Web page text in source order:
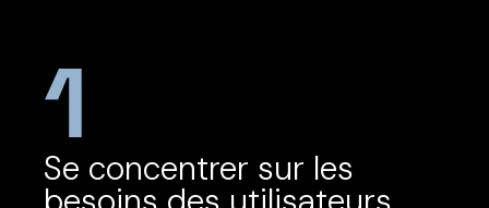
1
Se concentrer sur les